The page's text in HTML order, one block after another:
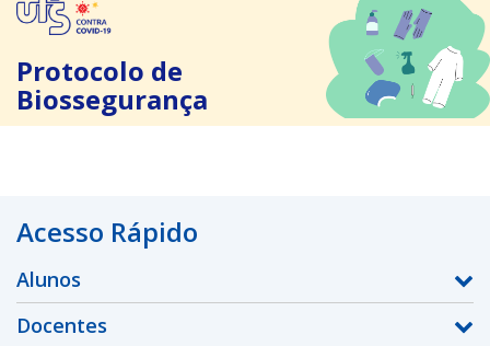
Protocolo de
Biossegurança
Acesso Rápido
Alunos
Docentes